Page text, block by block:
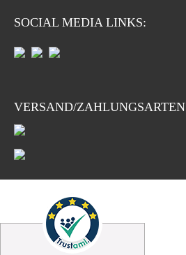
SOCIAL MEDIA LINKS:
VERSAND/ZAHLUNGSARTEN